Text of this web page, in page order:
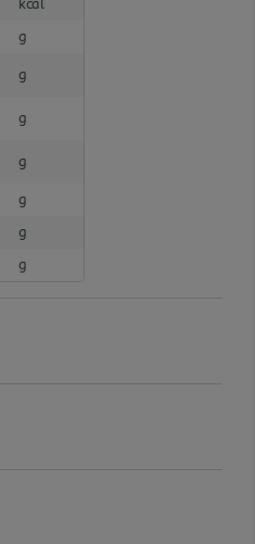
g
g
g
g
g
g
g